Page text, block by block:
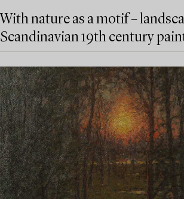
With nature as a motif –
Scandinavian 19th century